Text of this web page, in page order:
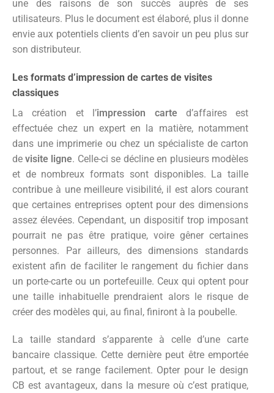
une des raisons de son succès auprès de ses
utilisateurs. Plus le document est élaboré, plus il donne
envie aux potentiels clients d’en savoir un peu plus sur
son distributeur.
Les formats d’impression de cartes de visites
classiques
La création et l’impression carte d’affaires est
effectuée chez un expert en la matière, notamment
dans une imprimerie ou chez un spécialiste de carton
de visite ligne. Celle-ci se décline en plusieurs modèles
et de nombreux formats sont disponibles. La taille
contribue à une meilleure visibilité, il est alors courant
que certaines entreprises optent pour des dimensions
assez élevées. Cependant, un dispositif trop imposant
pourrait ne pas être pratique, voire gêner certaines
personnes. Par ailleurs, des dimensions standards
existent afin de faciliter le rangement du fichier dans
un porte-carte ou un portefeuille. Ceux qui optent pour
une taille inhabituelle prendraient alors le risque de
créer des modèles qui, au final, finiront à la poubelle.
La taille standard s’apparente à celle d’une carte
bancaire classique. Cette dernière peut être emportée
partout, et se range facilement. Opter pour le design
CB est avantageux, dans la mesure où c’est pratique,